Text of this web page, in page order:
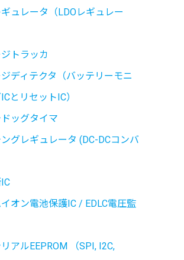
ュレータ（LDOレギュレー
トラッカ
ディテクタ（バッテリーモニ
とリセットIC）
ッグタイマ
グレギュレータ (DC-DCコンバ
オン電池保護IC / EDLC電圧監
アルEEPROM （SPI, I2C,